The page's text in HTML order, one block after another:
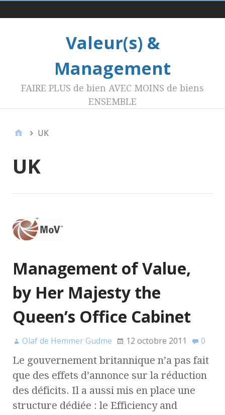
Menu 1
Valeur(s) &
Management
FAIRE PLUS de bien AVEC MOINS de biens
ENSEMBLE
UK
UK
Management of Value,
by Her Majesty the
Queen’s Office Cabinet
Olaf de Hemmer Gudme 12 octobre 2011 0
Le gouvernement britannique n’a pas fait
que des effets d’annonce sur la réduction
des déficits. Il a aussi mis en place une
structure dédiée : le Efficiency and